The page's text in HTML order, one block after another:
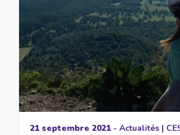
21 septembre 2021- Actualités|